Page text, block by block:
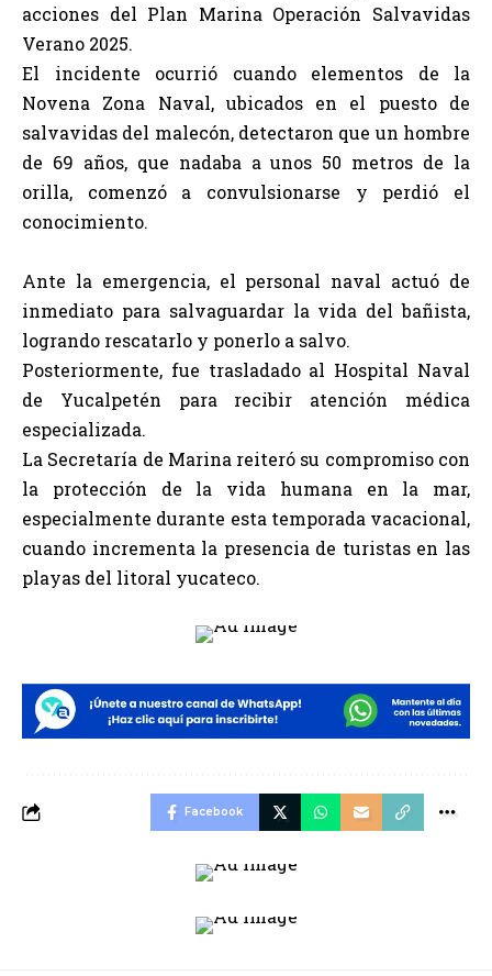
acciones del Plan Marina Operación Salvavidas
Verano 2025.
El incidente ocurrió cuando elementos de la
Novena Zona Naval, ubicados en el puesto de
salvavidas del malecón, detectaron que un hombre
de 69 años, que nadaba a unos 50 metros de la
orilla, comenzó a convulsionarse y perdió el
conocimiento.
Ante la emergencia, el personal naval actuó de
inmediato para salvaguardar la vida del bañista,
logrando rescatarlo y ponerlo a salvo.
Posteriormente, fue trasladado al Hospital Naval
de Yucalpetén para recibir atención médica
especializada.
La Secretaría de Marina reiteró su compromiso con
la protección de la vida humana en la mar,
especialmente durante esta temporada vacacional,
cuando incrementa la presencia de turistas en las
playas del litoral yucateco.
Facebook